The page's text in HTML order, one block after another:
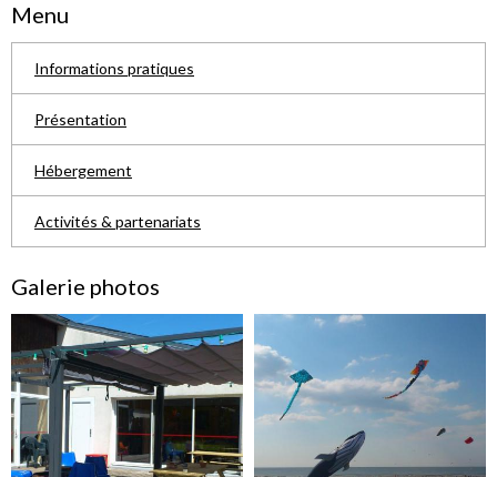
Menu
Informations pratiques
Présentation
Hébergement
Activités & partenariats
Galerie photos